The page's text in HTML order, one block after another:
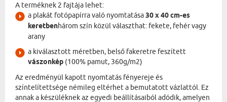
A terméknek 2 fajtája lehet:
a plakát fotópapírra való nyomtatása30 x 40 cm-es
keretbenhárom szín közül választhat: fekete, fehér vagy
arany
a kiválasztott méretben, belső fakeretre feszített
vászonkép (100% pamut, 360g/m2)
Az eredményül kapott nyomtatás fényereje és
színtelítettsége némileg eltérhet a bemutatott vázlattól. Ez
annak a készüléknek az egyedi beállításaiból adódik, amelyen